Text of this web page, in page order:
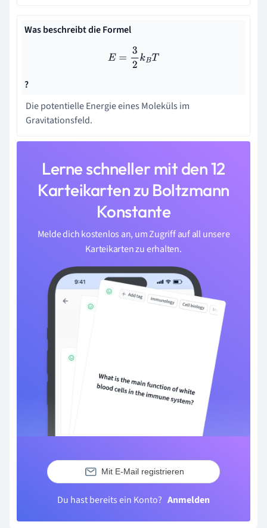
Was beschreibt die Formel
E=3 2kBT
?
Die potentielle Energie eines Moleküls im
Gravitationsfeld.
Lerne schneller mit den 12
Karteikarten zu Boltzmann
Konstante
Melde dich kostenlos an, um Zugriff auf all unsere
Karteikarten zu erhalten.
Mit E-Mail registrieren
Du hast bereits ein Konto? Anmelden